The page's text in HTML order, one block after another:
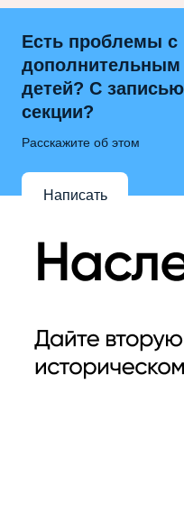
Есть проблемы с
дополнительным
детей? С
секции?
Расскажите об этом
Написать